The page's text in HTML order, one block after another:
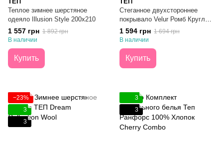
Теплое зимнее шерстяное
одеяло Illusion Style 200x210
1 557 грн 1 892 грн
В наличии
Купить
Стеганное двухстороннее
покрывало Velur Ромб Круглый
Салатовое 220х240
1 594 грн 1 694 грн
В наличии
Купить
−23%
3
3
3
3